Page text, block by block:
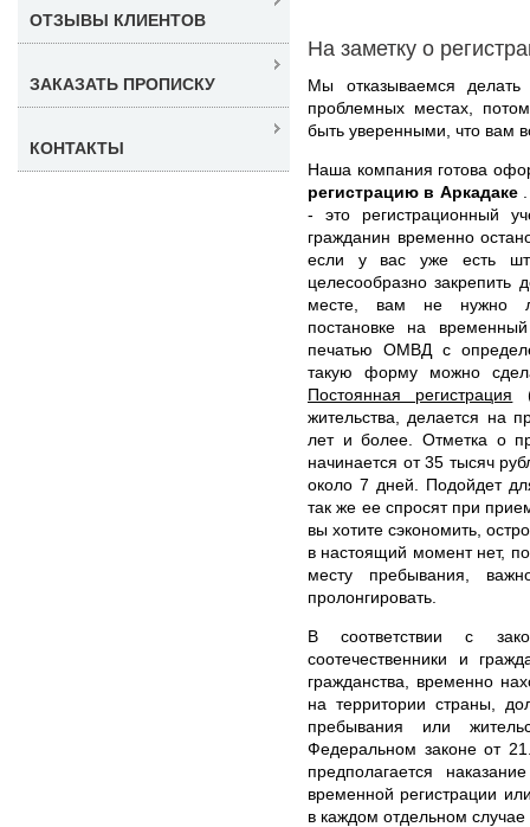
На заметку о
Мы отказываемся делать
проблемных местах,
быть уверенными, что вам
Наша компания готова
регистрацию в Аркадаке
- это регистрационный
гражданин временно
если у вас уже есть
целесообразно закрепить
месте, вам не нужно
постановке на
печатью ОМВД с
такую форму можно
Постоянная регистрация
жительства, делается на
лет и более. Отметка о
начинается от 35 тысяч
около 7 дней. Подойдет
так же ее спросят при
вы хотите сэкономить,
в настоящий момент нет,
месту пребывания,
пролонгировать.
В соответствии с
соотечественники и
гражданства, временно
на территории страны,
пребывания или
Федеральном законе от
предполагается
временной регистрации
в каждом отдельном случае
ОТЗЫВЫ КЛИЕНТОВ
ЗАКАЗАТЬ ПРОПИСКУ
КОНТАКТЫ